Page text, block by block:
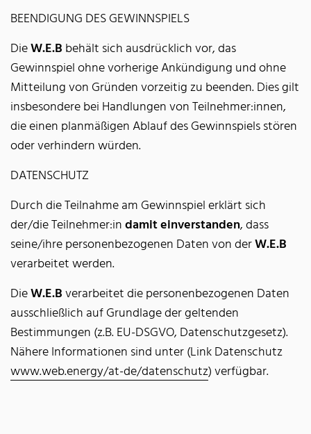
BEENDIGUNG DES GEWINNSPIELS
DieW.E.B behält sich ausdrücklich vor, das
Gewinnspiel ohne vorherige Ankündigung und ohne
Mitteilung von Gründen vorzeitig zu beenden. Dies gilt
insbesondere bei Handlungen von Teilnehmer:innen,
die einen planmäßigen Ablauf des Gewinnspiels stören
oder verhindern würden.
DATENSCHUTZ
Durch die Teilnahme am Gewinnspiel erklärt sich
der/die Teilnehmer:indamit einverstanden, dass
seine/ihre personenbezogenen Daten von derW.E.B
verarbeitet werden.
DieW.E.Bverarbeitet die personenbezogenen Daten
ausschließlich auf Grundlage der geltenden
Bestimmungen (z.B. EU-DSGVO, Datenschutzgesetz).
Nähere Informationen sind unter (Link Datenschutz
www.web.energy/at-de/datenschutz) verfügbar.